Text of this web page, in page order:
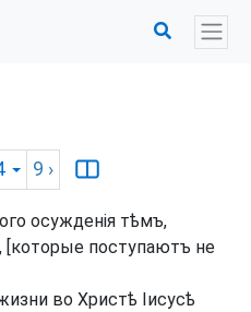
9 ›
осужденія тѣмъ,
[которые поступаютъ не
во Христѣ Іисусѣ